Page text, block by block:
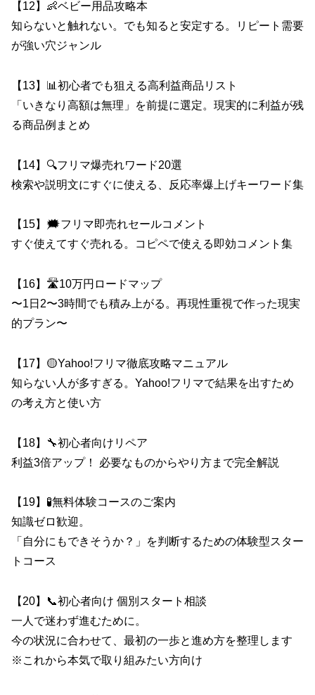
【12】👶ベビー用品攻略本
知らないと触れない。でも知ると安定する。リピート需要
が強い穴ジャンル
【13】📊初心者でも狙える高利益商品リスト
「いきなり高額は無理」を前提に選定。現実的に利益が残
る商品例まとめ
【14】🔍フリマ爆売れワード20選
検索や説明文にすぐに使える、反応率爆上げキーワード集
【15】🗯️フリマ即売れセールコメント
すぐ使えてすぐ売れる。コピペで使える即効コメント集
【16】🛣️10万円ロードマップ
〜1日2〜3時間でも積み上がる。再現性重視で作った現実
的プラン〜
【17】🟡Yahoo!フリマ徹底攻略マニュアル
知らない人が多すぎる。Yahoo!フリマで結果を出すため
の考え方と使い方
【18】🔧初心者向けリペア
利益3倍アップ！ 必要なものからやり方まで完全解説
【19】🧪無料体験コースのご案内
知識ゼロ歓迎。
「自分にもできそうか？」を判断するための体験型スター
トコース
【20】📞初心者向け 個別スタート相談
一人で迷わず進むために。
今の状況に合わせて、最初の一歩と進め方を整理します
※これから本気で取り組みたい方向け